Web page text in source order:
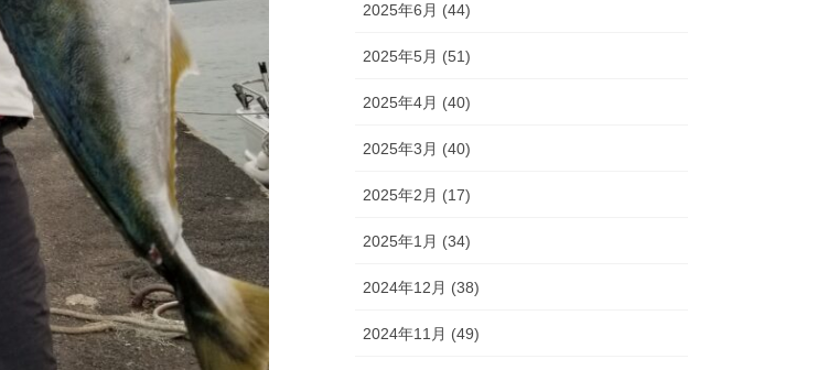
2025年6月 (44)
2025年5月 (51)
2025年4月 (40)
2025年3月 (40)
2025年2月 (17)
2025年1月 (34)
2024年12月 (38)
2024年11月 (49)